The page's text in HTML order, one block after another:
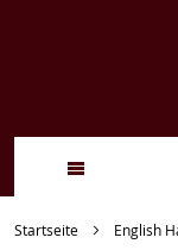
Zum
Startseite English